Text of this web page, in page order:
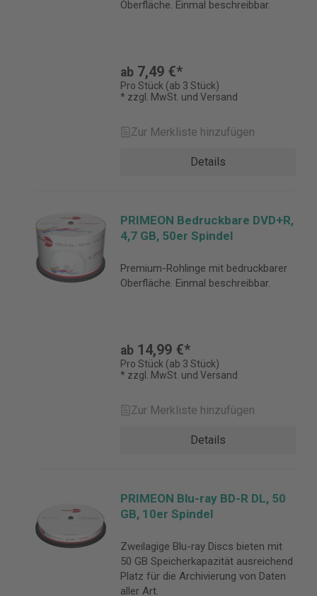
Oberfläche. Einmal beschreibbar.
ab 7,49 €*
Pro Stück (ab 3 Stück)
* zzgl. MwSt. und Versand
Zur Merkliste hinzufügen
Details
PRIMEON Bedruckbare DVD+R,
4,7 GB, 50er Spindel
Premium-Rohlinge mit bedruckbarer
Oberfläche. Einmal beschreibbar.
ab 14,99 €*
Pro Stück (ab 3 Stück)
* zzgl. MwSt. und Versand
Zur Merkliste hinzufügen
Details
PRIMEON Blu-ray BD-R DL, 50
GB, 10er Spindel
Zweilagige Blu-ray Discs bieten mit
50 GB Speicherkapazität ausreichend
Platz für die Archivierung von Daten
aller Art.